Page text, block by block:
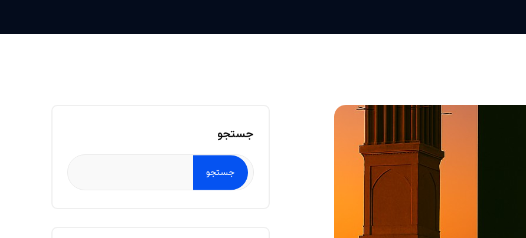
جستجو
جستجو